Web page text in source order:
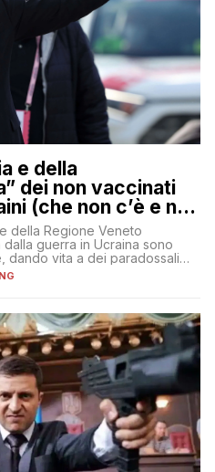
e della
dei non vaccinati
(che non c’è e non
della Regione Veneto
guerra in Ucraina sono
dando vita a dei paradossali